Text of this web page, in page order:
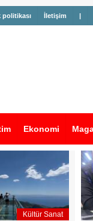
politikası İletişim |
Ekonomi
Kültür Sanat